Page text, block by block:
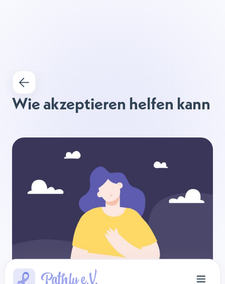
Wie akzeptieren helfen kann